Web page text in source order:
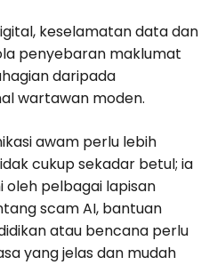
keselamatan data dan
penyebaran maklumat
daripada
wartawan moden.
awam perlu lebih
cukup sekadar betul; ia
oleh pelbagai lapisan
scam AI, bantuan
atau bencana perlu
yang jelas dan mudah